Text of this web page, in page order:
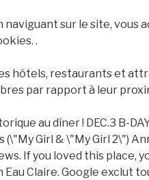
naviguant sur le site, vous
.
hôtels, restaurants et
par rapport à leur
au dîner ! DEC.3 B-
Girl & \"My Girl 2\")
If you loved this place,
Eau Claire. Google exclut